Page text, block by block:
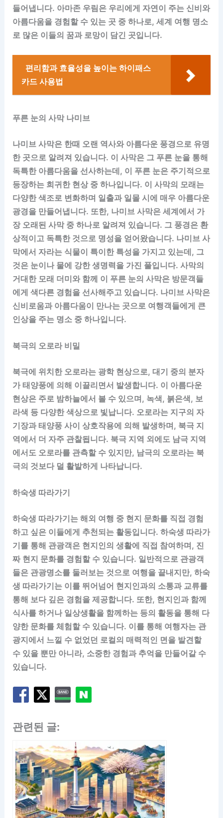
들어냅니다. 아마존 우림은 우리에게 자연이 주는 신비와
아름다움을 경험할 수 있는 곳 중 하나로, 세계 여행 명소
로 많은 이들의 꿈과 로망이 담긴 곳입니다.
편리함과 효율성을 높이는 하이패스
카드 사용법
푸른 눈의 사막 나미브
나미브 사막은 한때 오랜 역사와 아름다운 풍경으로 유명
한 곳으로 알려져 있습니다. 이 사막은 그 푸른 눈을 통해
독특한 아름다움을 선사하는데, 이 푸른 눈은 주기적으로
등장하는 희귀한 현상 중 하나입니다. 이 사막의 모래는
다양한 색조로 변화하며 일출과 일몰 시에 매우 아름다운
광경을 만들어냅니다. 또한, 나미브 사막은 세계에서 가
장 오래된 사막 중 하나로 알려져 있습니다. 그 풍경은 환
상적이고 독특한 것으로 명성을 얻어왔습니다. 나미브 사
막에서 자라는 식물이 특이한 특성을 가지고 있는데, 그
것은 눈이나 물에 강한 생명력을 가진 풀입니다. 사막의
거대한 모래 더미와 함께 이 푸른 눈의 사막은 방문객들
에게 색다른 경험을 선사해주고 있습니다. 나미브 사막은
신비로움과 아름다움이 만나는 곳으로 여행객들에게 큰
인상을 주는 명소 중 하나입니다.
북극의 오로라 비밀
북극에 위치한 오로라는 광학 현상으로, 대기 중의 분자
가 태양풍에 의해 이끌리면서 발생합니다. 이 아름다운
현상은 주로 밤하늘에서 볼 수 있으며, 녹색, 붉은색, 보
라색 등 다양한 색상으로 빛납니다. 오로라는 지구의 자
기장과 태양풍 사이 상호작용에 의해 발생하며, 북극 지
역에서 더 자주 관찰됩니다. 북극 지역 외에도 남극 지역
에서도 오로라를 관측할 수 있지만, 남극의 오로라는 북
극의 것보다 덜 활발하게 나타납니다.
하숙생 따라가기
하숙생 따라가기는 해외 여행 중 현지 문화를 직접 경험
하고 싶은 이들에게 추천되는 활동입니다. 하숙생 따라가
기를 통해 관광객은 현지인의 생활에 직접 참여하며, 진
짜 현지 문화를 경험할 수 있습니다. 일반적으로 관광객
들은 관광명소를 둘러보는 것으로 여행을 끝내지만, 하숙
생 따라가기는 이를 뛰어넘어 현지인과의 소통과 교류를
통해 보다 깊은 경험을 제공합니다. 또한, 현지인과 함께
식사를 하거나 일상생활을 함께하는 등의 활동을 통해 다
양한 문화를 체험할 수 있습니다. 이를 통해 여행자는 관
광지에서 느낄 수 없었던 로컬의 매력적인 면을 발견할
수 있을 뿐만 아니라, 소중한 경험과 추억을 만들어갈 수
있습니다.
관련된 글: